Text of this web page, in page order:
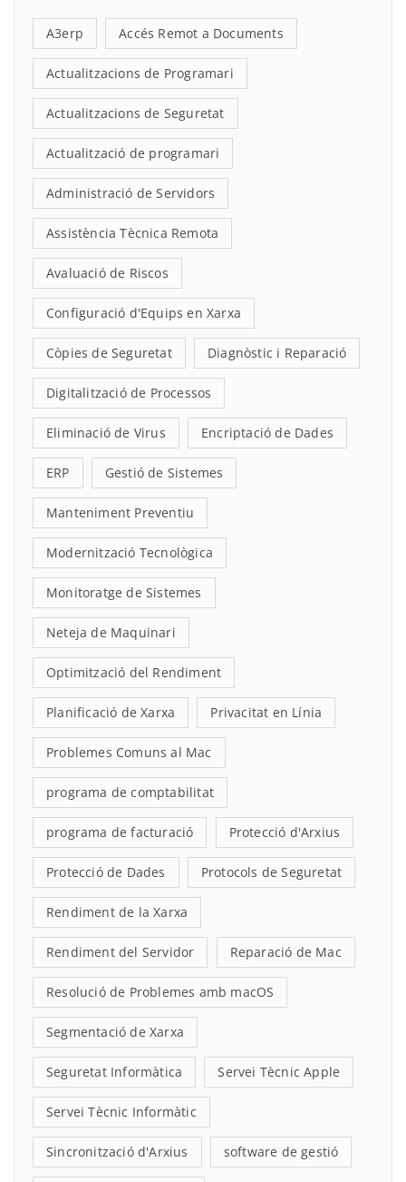
A3erp Accés Remot a Documents
Actualitzacions de Programari
Actualitzacions de Seguretat
Actualització de programari
Administració de Servidors
Assistència Tècnica Remota
Avaluació de Riscos
Configuració d'Equips en Xarxa
Còpies de Seguretat Diagnòstic i Reparació
Digitalització de Processos
Eliminació de Virus Encriptació de Dades
ERP Gestió de Sistemes
Manteniment Preventiu
Modernització Tecnològica
Monitoratge de Sistemes
Neteja de Maquinari
Optimització del Rendiment
Planificació de Xarxa Privacitat en Línia
Problemes Comuns al Mac
programa de comptabilitat
programa de facturació Protecció d'Arxius
Protecció de Dades Protocols de Seguretat
Rendiment de la Xarxa
Rendiment del Servidor Reparació de Mac
Resolució de Problemes amb macOS
Segmentació de Xarxa
Seguretat Informàtica Servei Tècnic Apple
Servei Tècnic Informàtic
Sincronització d'Arxius software de gestió